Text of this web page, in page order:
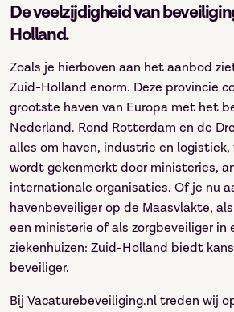
De veelzijdigheid van
Holland.
Zoals je hierboven aan het aanbod
Zuid-Holland enorm. Deze provincie
grootste haven van Europa met het
Nederland. Rond Rotterdam en de
alles om haven, industrie en
wordt gekenmerkt door ministeries,
internationale organisaties. Of je nu
havenbeveiliger op de Maasvlakte,
een ministerie of als zorgbeveiliger in
ziekenhuizen: Zuid-Holland biedt
beveiliger.
Bij Vacaturebeveiliging.nl treden wij